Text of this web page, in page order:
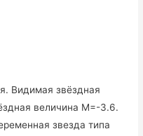
Видимая звёздная
величина М=-3.6.
звезда типа